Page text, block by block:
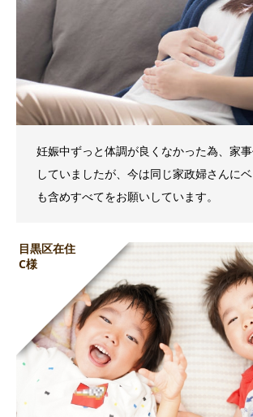
妊娠中ずっと体調が良くなかった為、家
していましたが、今は同じ家政婦さんに
も含めすべてをお願いしています。
目黒区在住
C様